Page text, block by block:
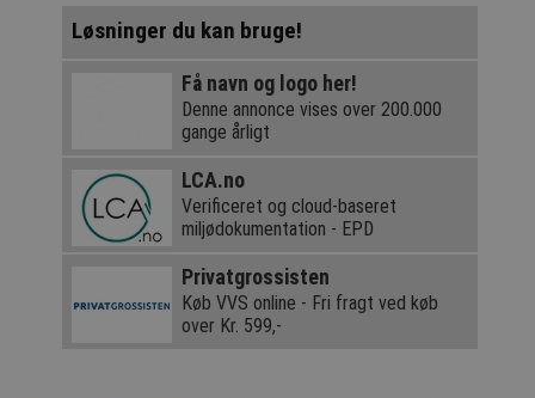
Løsninger du kan bruge!
Få navn og logo her!
Denne annonce vises over 200.000
gange årligt
LCA.no
Verificeret og cloud-baseret
miljødokumentation - EPD
Privatgrossisten
Køb VVS online - Fri fragt ved køb
over Kr. 599,-